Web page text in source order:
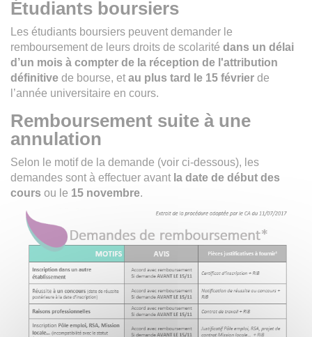
Étudiants boursiers
Les étudiants boursiers peuvent demander le
remboursement de leurs droits de scolarité dans un délai
d’un mois à compter de la réception de l'attribution
définitive de bourse, et au plus tard le 15 février de
l’année universitaire en cours.
Remboursement suite à une
annulation
Selon le motif de la demande (voir ci-dessous), les
demandes sont à effectuer avant la date de début des
cours ou le 15 novembre.